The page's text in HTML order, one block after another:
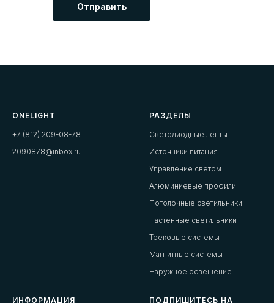
Отправить
ONELIGHT
+7 (812) 209-08-78
2090878@inbox.ru
РАЗДЕЛЫ
Светодиодные ленты
Источники питания
Управление светом
Алюминиевые профили
Потолочные светильники
Настенные светильники
Трековые системы
Магнитные системы
Наружное освещение
ИНФОРМАЦИЯ ПОДПИШИТЕСЬ НА